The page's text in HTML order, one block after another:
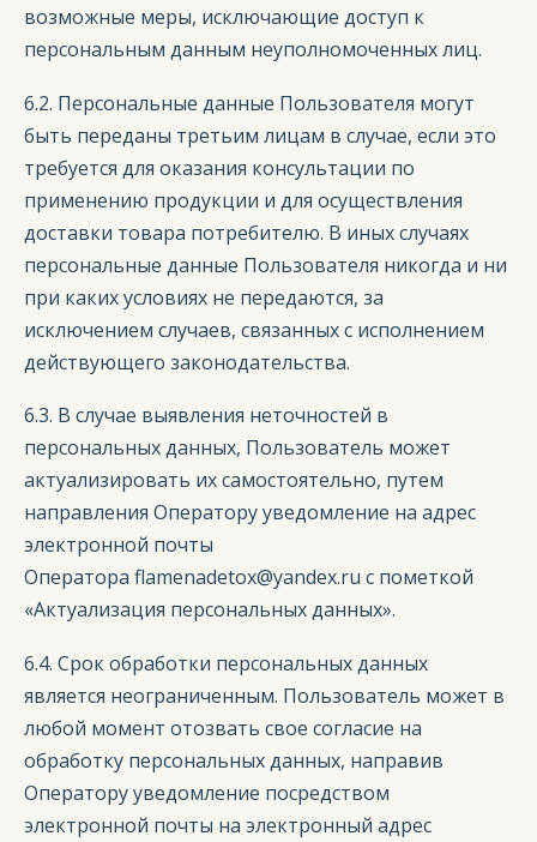
возможные меры, исключающие доступ к
персональным данным неуполномоченных лиц.
6.2. Персональные данные Пользователя могут
быть переданы третьим лицам в случае, если это
требуется для оказания консультации по
применению продукции и для осуществления
доставки товара потребителю. В иных случаях
персональные данные Пользователя никогда и ни
при каких условиях не передаются, за
исключением случаев, связанных с исполнением
действующего законодательства.
6.3. В случае выявления неточностей в
персональных данных, Пользователь может
актуализировать их самостоятельно, путем
направления Оператору уведомление на адрес
электронной почты
Оператора flamenadetox@yandex.ru с пометкой
«Актуализация персональных данных».
6.4. Срок обработки персональных данных
является неограниченным. Пользователь может в
любой момент отозвать свое согласие на
обработку персональных данных, направив
Оператору уведомление посредством
электронной почты на электронный адрес